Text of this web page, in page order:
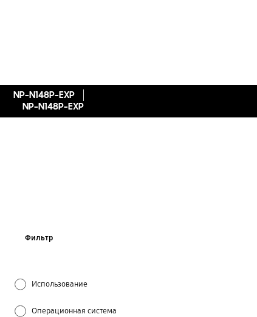
NP-N148P-EXP
NP-N148P-EXP
Фильтр
Использование
Операционная система